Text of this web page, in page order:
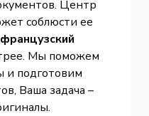
Центр
соблюсти ее
французский
Мы поможем
и подготовим
Ваша задача –